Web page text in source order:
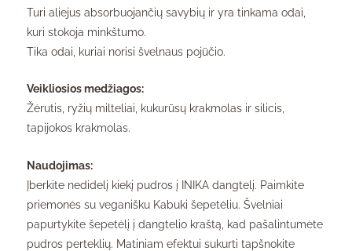
Turi aliejus absorbuojančių savybių ir yra tinkama odai,
kuri stokoja minkštumo.
Tika odai, kuriai norisi švelnaus pojūčio.
Veikliosios medžiagos:
Žėrutis, ryžių milteliai, kukurūsų krakmolas ir silicis,
tapijokos krakmolas.
Naudojimas:
Įberkite nedidelį kiekį pudros į INIKA dangtelį. Paimkite
priemonės su veganišku Kabuki šepetėliu. Švelniai
papurtykite šepetėlį į dangtelio kraštą, kad pašalintumėte
pudros perteklių. Matiniam efektui sukurti tapšnokite